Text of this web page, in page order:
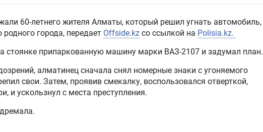
60-летнего жителя Алматы, который решил угнать автомобиль,
города, передает Offside.kz со ссылкой на Polisia.kz.
стоянке припаркованную машину марки ВАЗ-2107 и задумал план.
алматинец сначала снял номерные знаки с угоняемого
свои. Затем, проявив смекалку, воспользовался отверткой,
и ускользнул с места преступления.